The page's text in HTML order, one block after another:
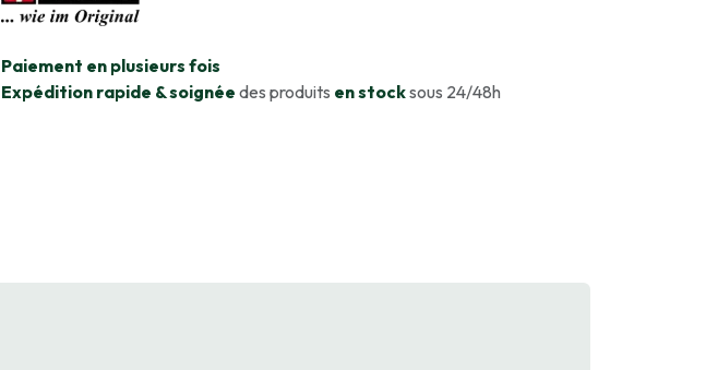
​Paiement en plusieurs fois
Expédition rapide & soignée des produits en stocksous 24/48h